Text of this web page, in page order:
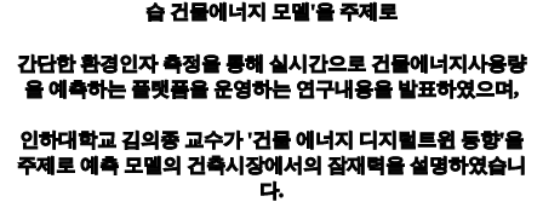
습 건물에너지 모델'을 주제로
간단한 환경인자 측정을 통해 실시간으로 건물에너지사용량
을 예측하는 플랫폼을 운영하는 연구내용을 발표하였으며,
인하대학교 김의종 교수가 '건물 에너지 디지털트윈 동향'을
주제로 예측 모델의 건축시장에서의 잠재력을 설명하였습니
다.